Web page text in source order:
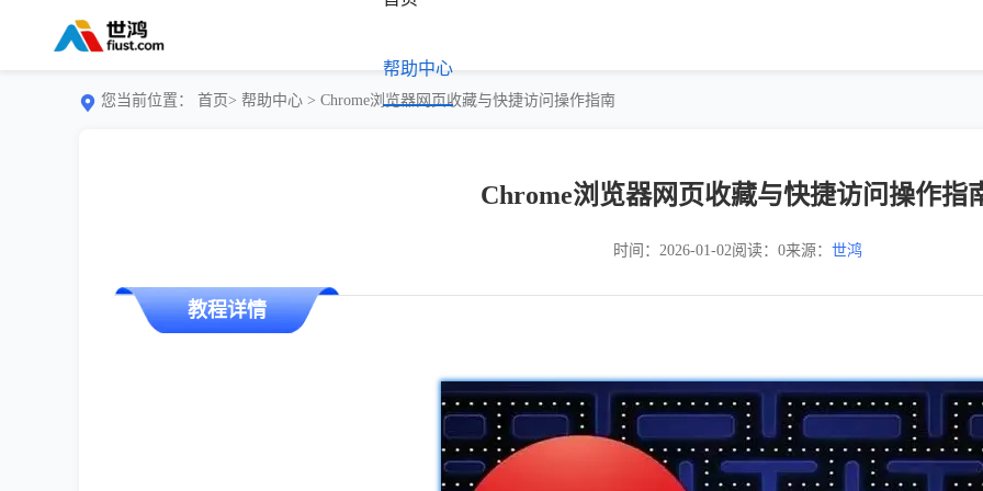
帮助中心
您当前位置： 首页> 帮助中心 > Chrome浏览器网页收藏与快捷访问操作指南
Chrome浏览器网页收藏与快捷访问操作指
时间：2026-01-02阅读：0来源： 世鸿
教程详情